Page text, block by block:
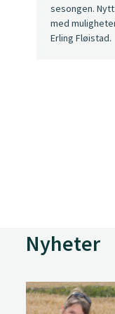
sesongen.
med
Erling Fløistad.
Nyheter